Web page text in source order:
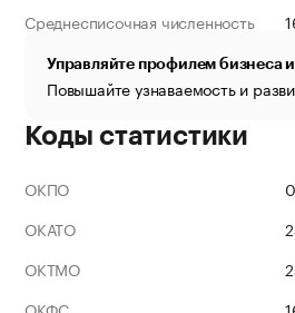
Среднесписочная численность
Управляйте профилем бизнеса
Повышайте узнаваемость и
Коды статистики
ОКПО
ОКАТО
ОКТМО